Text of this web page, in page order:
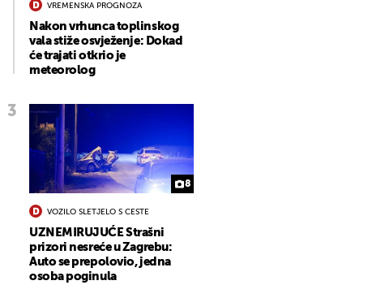
VREMENSKA PROGNOZA
Nakon vrhunca toplinskog
vala stiže osvježenje: Dokad
će trajati otkrio je
meteorolog
8
VOZILO SLETJELO S CESTE
UZNEMIRUJUĆE Strašni
prizori nesreće u Zagrebu:
Auto se prepolovio, jedna
osoba poginula